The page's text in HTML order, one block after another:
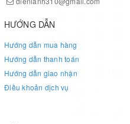
HƯỚNG DẪN
Hướng dẫn mua hàng
Hướng dẫn thanh toán
Hướng dẫn giao nhận
Điều khoản dịch vụ